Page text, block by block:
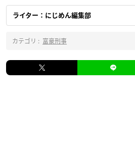
ライター：にじめん編集部
カテゴリ : 富豪刑事